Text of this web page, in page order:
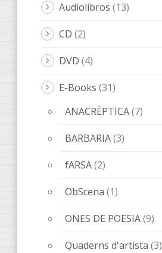
Audiolibros (13)
CD (2)
DVD (4)
E-Books (31)
ANACRÈPTICA(7)
BARBARIA(3)
fARSA(2)
ObScena (1)
ONES DE POESIA(9)
Quaderns d'artista (3)